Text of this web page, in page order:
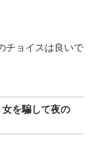
チョイスは良いで
を騙して夜の